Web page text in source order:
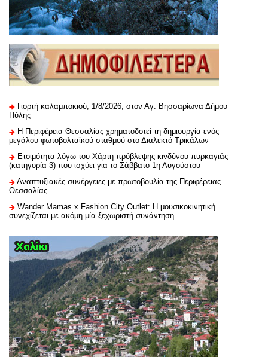
Γιορτή καλαμποκιού, 1/8/2026, στον Αγ. Βησσαρίωνα Δήμου
Πύλης
H Περιφέρεια Θεσσαλίας χρηματοδοτεί τη δημιουργία ενός
μεγάλου φωτοβολταϊκού σταθμού στο Διαλεκτό Τρικάλων
Ετοιμότητα λόγω του Χάρτη πρόβλεψης κινδύνου πυρκαγιάς
(κατηγορία 3) που ισχύει για το Σάββατο 1η Αυγούστου
Αναπτυξιακές συνέργειες με πρωτοβουλία της Περιφέρειας
Θεσσαλίας
Wander Mamas x Fashion City Outlet: Η μουσικοκινητική
συνεχίζεται με ακόμη μία ξεχωριστή συνάντηση